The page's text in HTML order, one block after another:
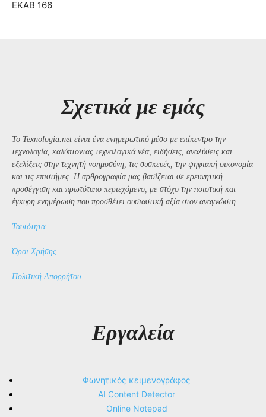
ΕΚΑΒ 166
Σχετικά με εμάς
Το Texnologia.net είναι ένα ενημερωτικό μέσο με επίκεντρο την
τεχνολογία, καλύπτοντας τεχνολογικά νέα, ειδήσεις, αναλύσεις και
εξελίξεις στην τεχνητή νοημοσύνη, τις συσκευές, την ψηφιακή οικονομία
και τις επιστήμες. Η αρθρογραφία μας βασίζεται σε ερευνητική
προσέγγιση και πρωτότυπο περιεχόμενο, με στόχο την ποιοτική και
έγκυρη ενημέρωση που προσθέτει ουσιαστική αξία στον αναγνώστη..
Ταυτότητα
Όροι Χρήσης
Πολιτική Απορρήτου
Εργαλεία
Φωνητικός κειμενογράφος
AI Content Detector
Online Notepad